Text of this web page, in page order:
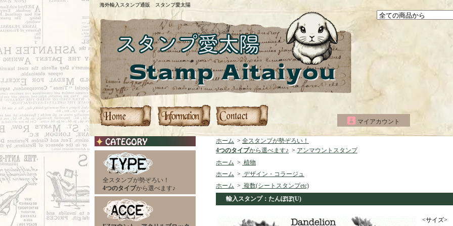
海外輸入スタンプ通販 スタンプ愛太陽
マイアカウント
全スタンプが勢ぞろい！
4つのタイプから選べます♪
ホーム > 全スタンプが勢ぞろい！
4つのタイプから選べます♪ > アンマウントスタンプ
ホーム > 植物
ホーム > デザイン・コラージュ
ホーム > 複数(シートスタンプetc)
輸入スタンプ：たんぽぽ(U)
<サイズ>